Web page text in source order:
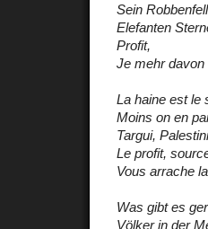
Sein
Elefanten
Profit,
Je mehr
La haine est le
Moins on en
Targui,
Le profit,
Vous arrache
Was gibt es
Völker in der